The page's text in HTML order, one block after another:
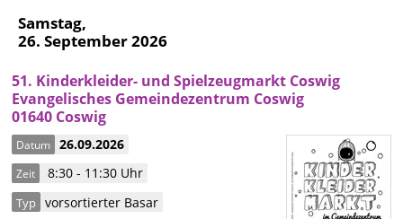
Samstag,
26. September 2026
51. Kinderkleider- und Spielzeugmarkt Coswig
Evangelisches Gemeindezentrum Coswig
01640 Coswig
Datum 26.09.2026
Zeit 8:30 - 11:30 Uhr
Typ vorsortierter Basar